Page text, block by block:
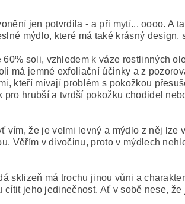
jen potvrdila - a při mytí... oooo. A
mýdlo, které má také krásný design,
soli, vzhledem k váze rostlinných
má jemné exfoliační účinky a z
kteří mívají problém s pokožkou
hrubší a tvrdší pokožku chodidel
vím, že je velmi levný a mýdlo z něj
Věřím v divočinu, proto v mýdlech
sklizeň má trochu jinou vůni a
jeho jedinečnost. Ať v sobě nese,